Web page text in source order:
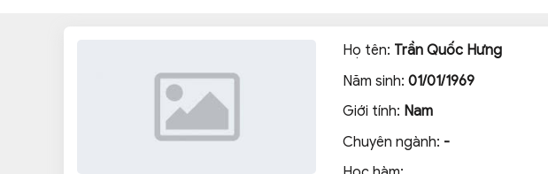
Họ tên: Trần Quốc Hưng
Năm sinh: 01/01/1969
Giới tính: Nam
Chuyên ngành: -